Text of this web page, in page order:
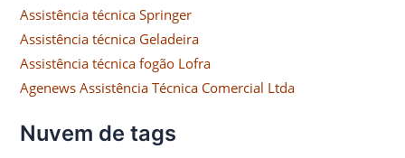
Assistência técnica Springer
Assistência técnica Geladeira
Assistência técnica fogão Lofra
Agenews Assistência Técnica Comercial Ltda
Nuvem de tags